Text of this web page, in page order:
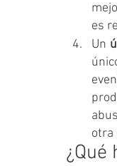
es
Un
otra